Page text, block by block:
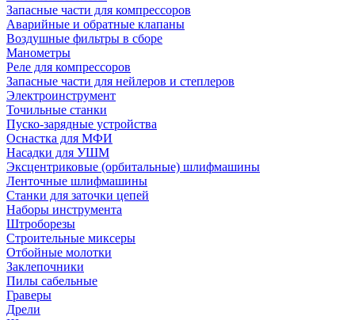
Запасные части для компрессоров
Аварийные и обратные клапаны
Воздушные фильтры в сборе
Манометры
Реле для компрессоров
Запасные части для нейлеров и степлеров
Электроинструмент
Точильные станки
Пуско-зарядные устройства
Оснастка для МФИ
Насадки для УШМ
Эксцентриковые (орбитальные) шлифмашины
Ленточные шлифмашины
Станки для заточки цепей
Наборы инструмента
Штроборезы
Строительные миксеры
Отбойные молотки
Заклепочники
Пилы сабельные
Граверы
Дрели